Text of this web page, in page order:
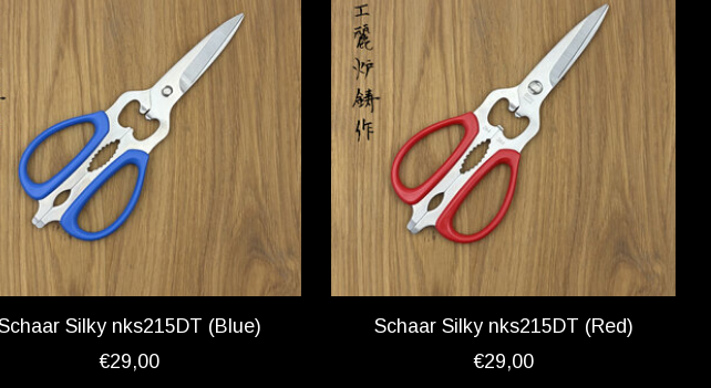
Silky nks215DT (Blue)
€29,00
Schaar Silky nks215DT (Red)
€29,00